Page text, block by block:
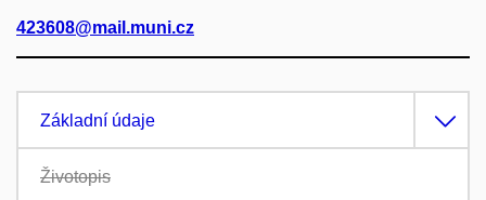
423608@mail.muni.cz
Základní údaje
Životopis